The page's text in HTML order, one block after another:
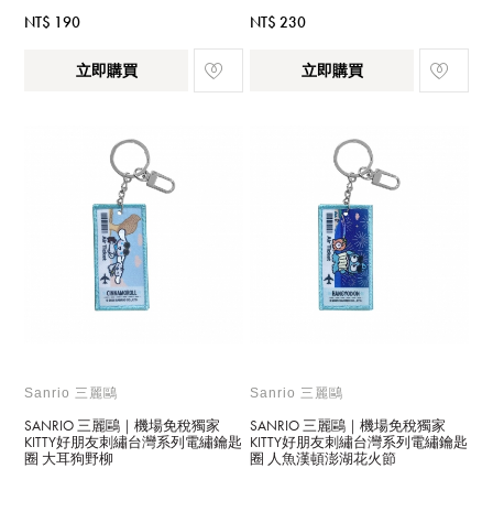
NT$ 190
立即購買
NT$ 230
立即購買
Sanrio 三麗鷗
SANRIO 三麗鷗｜機場免稅獨家
KITTY好朋友刺繡台灣系列電繡鑰匙
圈 大耳狗野柳
Sanrio 三麗鷗
SANRIO 三麗鷗｜機場免稅獨家
KITTY好朋友刺繡台灣系列電繡鑰匙
圈 人魚漢頓澎湖花火節